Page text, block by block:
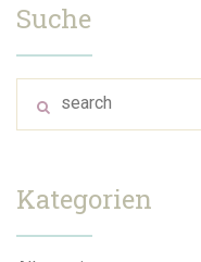
Suche
Kategorien